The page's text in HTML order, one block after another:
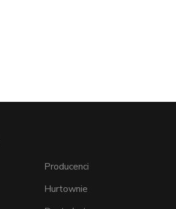
Producenci
Hurtownie